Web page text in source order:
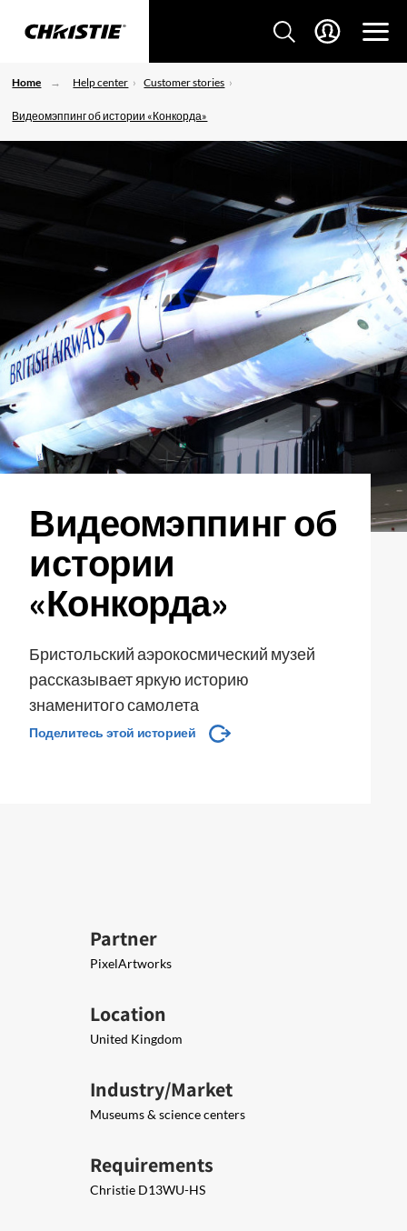
Home Help center Customer stories
Видеомэппинг об истории «Конкорда»
Видеомэппинг об
истории
«Конкорда»
Бристольский аэрокосмический музей
рассказывает яркую историю
знаменитого самолета
Поделитесь этой историей
Partner
PixelArtworks
Location
United Kingdom
Industry/Market
Museums & science centers
Requirements
Christie D13WU-HS